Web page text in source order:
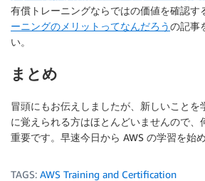
有償トレーニングならではの価値を確認す
ーニングのメリットってなんだろうの記事
い。
まとめ
冒頭にもお伝えしましたが、新しいことを
に覚えられる方はほとんどいませんので、
重要です。早速今日から AWS の学習を始
TAGS: AWS Training and Certification